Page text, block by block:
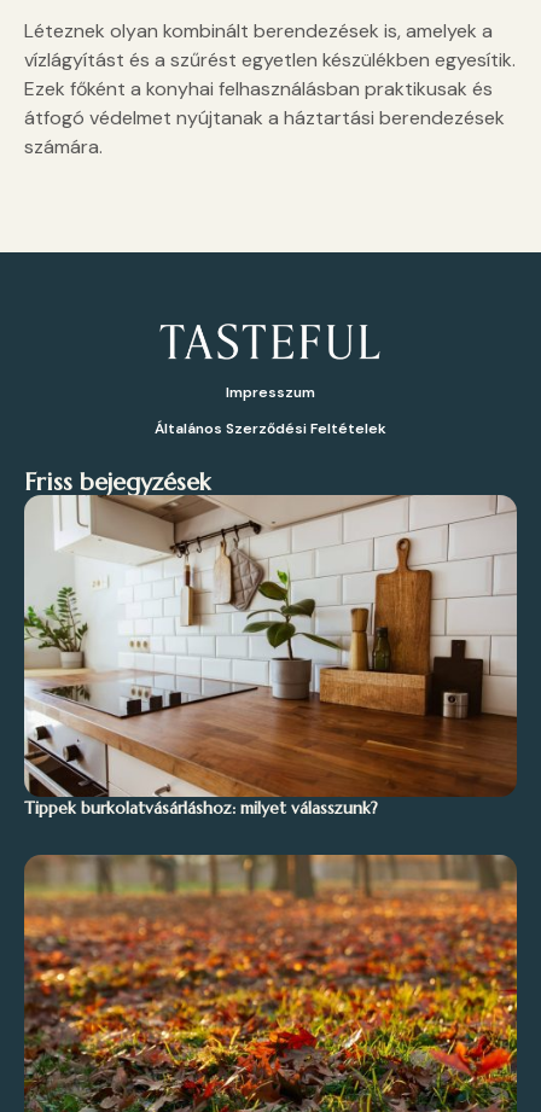
Léteznek olyan kombinált berendezések is, amelyek a
vízlágyítást és a szűrést egyetlen készülékben egyesítik.
Ezek főként a konyhai felhasználásban praktikusak és
átfogó védelmet nyújtanak a háztartási berendezések
számára.
Impresszum
Általános Szerződési Feltételek
Friss bejegyzések
Tippek burkolatvásárláshoz: milyet válasszunk?